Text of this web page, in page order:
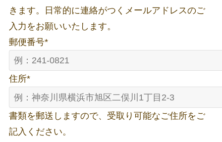
きます。日常的に連絡がつくメールアドレスのご
入力をお願いいたします。
郵便番号*
住所*
書類を郵送しますので、受取り可能なご住所をご
記入ください。